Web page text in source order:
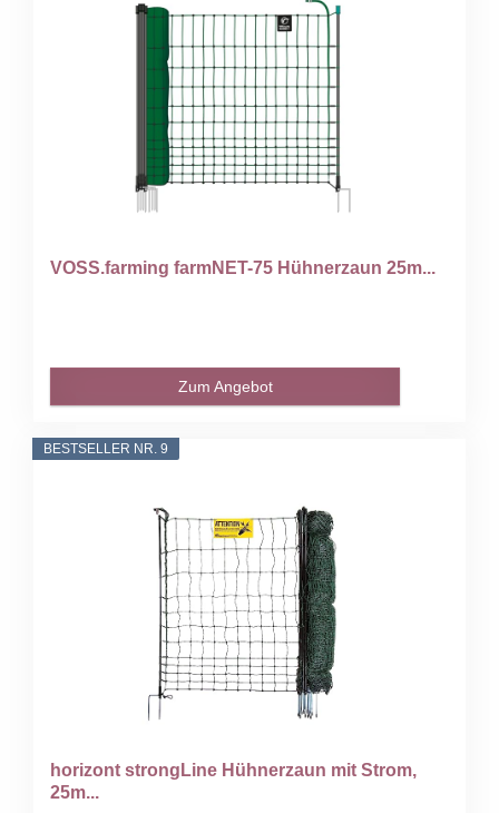
VOSS.farming farmNET-75 Hühnerzaun 25m...
Zum Angebot
BESTSELLER NR. 9
horizont strongLine Hühnerzaun mit Strom,
25m...